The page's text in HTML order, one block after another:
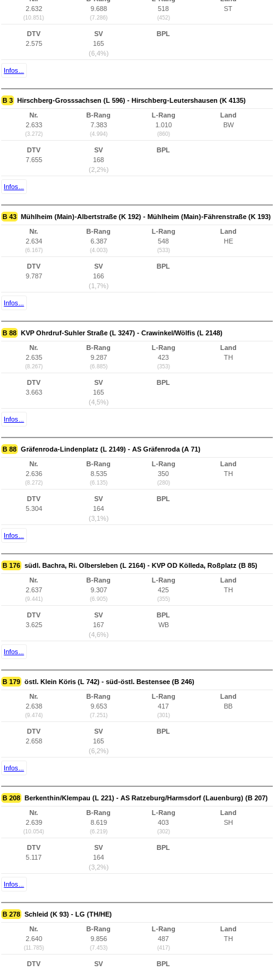
2.632
(10.851)
9.688
(7.286)
518
(452)
ST
DTV
2.575
SV
165
(6,4%)
BPL
Infos...
B 3 Hirschberg-Grosssachsen (L 596) - Hirschberg-Leutershausen (K 4135)
Nr.
2.633
(3.272)
B-Rang
7.383
(4.994)
L-Rang
1.010
(860)
Land
BW
DTV
7.655
SV
168
(2,2%)
BPL
Infos...
B 43 Mühlheim (Main)-Albertstraße (K 192) - Mühlheim (Main)-Fährenstraße (K 193)
Nr.
2.634
(6.167)
B-Rang
6.387
(4.003)
L-Rang
548
(533)
Land
HE
DTV
9.787
SV
166
(1,7%)
BPL
Infos...
B 88 KVP Ohrdruf-Suhler Straße (L 3247) - Crawinkel/Wölfis (L 2148)
Nr.
2.635
(8.267)
B-Rang
9.287
(6.885)
L-Rang
423
(353)
Land
TH
DTV
3.663
SV
165
(4,5%)
BPL
Infos...
B 88 Gräfenroda-Lindenplatz (L 2149) - AS Gräfenroda (A 71)
Nr.
2.636
(8.272)
B-Rang
8.535
(6.135)
L-Rang
350
(280)
Land
TH
DTV
5.304
SV
164
(3,1%)
BPL
Infos...
B 176 südl. Bachra, Ri. Olbersleben (L 2164) - KVP OD Kölleda, Roßplatz (B 85)
Nr.
2.637
(9.441)
B-Rang
9.307
(6.905)
L-Rang
425
(355)
Land
TH
DTV
3.625
SV
167
(4,6%)
BPL
WB
Infos...
B 179 östl. Klein Köris (L 742) - süd-östl. Bestensee (B 246)
Nr.
2.638
(9.474)
B-Rang
9.653
(7.251)
L-Rang
417
(301)
Land
BB
DTV
2.658
SV
165
(6,2%)
BPL
Infos...
B 208 Berkenthin/Klempau (L 221) - AS Ratzeburg/Harmsdorf (Lauenburg) (B 207)
Nr.
2.639
(10.054)
B-Rang
8.619
(6.219)
L-Rang
403
(302)
Land
SH
DTV
5.117
SV
164
(3,2%)
BPL
Infos...
B 278 Schleid (K 93) - LG (TH/HE)
Nr.
2.640
(11.785)
B-Rang
9.856
(7.453)
L-Rang
487
(417)
Land
TH
DTV
SV
BPL